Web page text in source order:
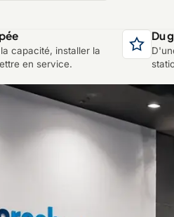
capacité, installer la
en service.
Du